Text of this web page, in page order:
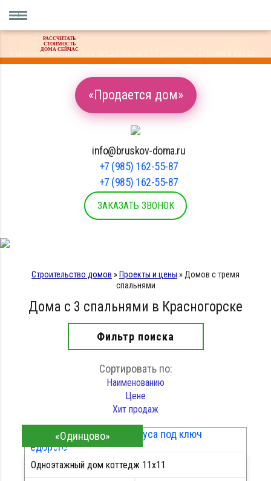
Оплата материала только после проверки качества на вашем
участке. Работаем без предоплаты в 17 регионах! Строим в кредит.
«Продается дом»
info@bruskov-doma.ru
+7 (985) 162-55-87
+7 (985) 162-55-87
ЗАКАЗАТЬ ЗВОНОК
Строительство домов » Проекты и цены » Домов с тремя
спальнями
Дома с 3 спальнями в Красногорске
Фильтр поиска
Сортировать по:
Наименованию
Цене
Хит продаж
ПОДРОБНЕЕ
«Одинцово»
Одноэтажный дом коттедж 11х11
РАССЧИТАТЬ
СТОИМОСТЬ
ДОМА СЕЙЧАС